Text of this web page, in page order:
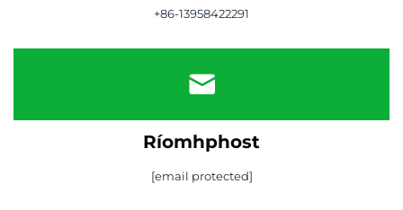
+86-13958422291
Ríomhphost
[email protected]